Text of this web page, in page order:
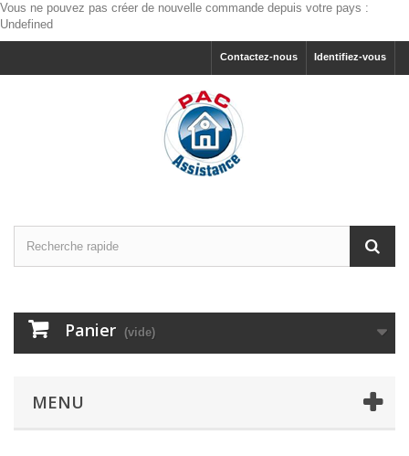
Vous ne pouvez pas créer de nouvelle commande depuis votre pays :
Undefined
Identifiez-vous
Contactez-nous
Panier (vide)
MENU